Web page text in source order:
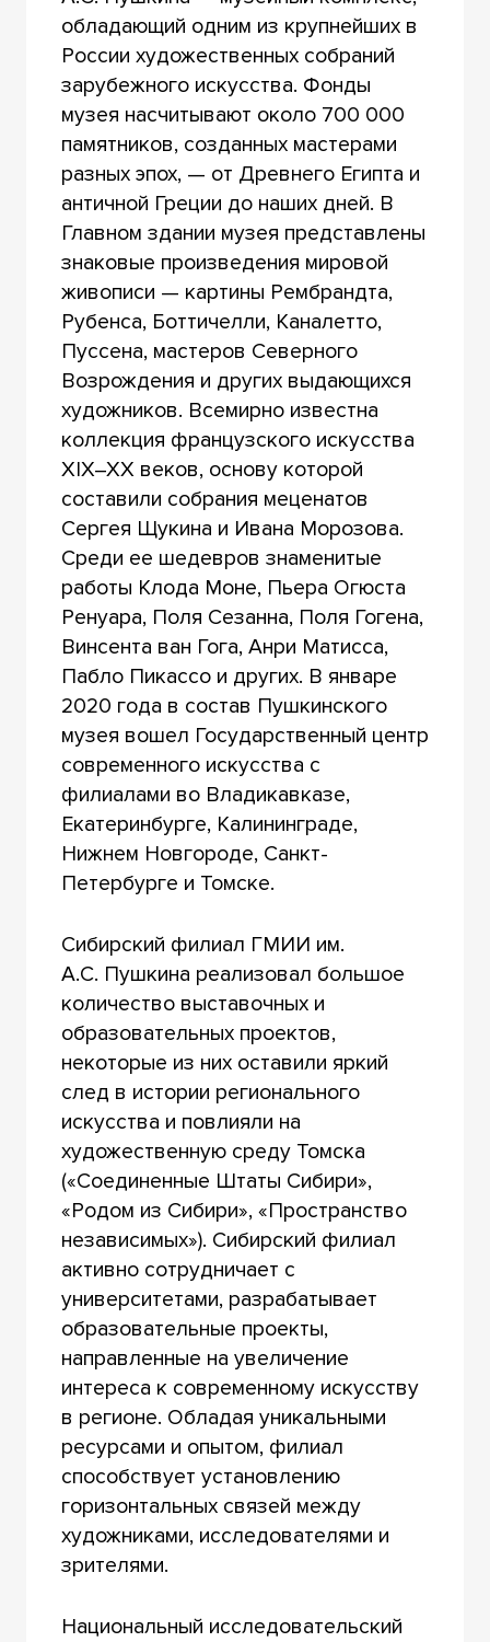
обладающий одним из крупнейших в
России художественных собраний
зарубежного искусства. Фонды
музея насчитывают около 700 000
памятников, созданных мастерами
разных эпох, — от Древнего Египта и
античной Греции до наших дней. В
Главном здании музея представлены
знаковые произведения мировой
живописи — картины Рембрандта,
Рубенса, Боттичелли, Каналетто,
Пуссена, мастеров Северного
Возрождения и других выдающихся
художников. Всемирно известна
коллекция французского искусства
XIX–XX веков, основу которой
составили собрания меценатов
Сергея Щукина и Ивана Морозова.
Среди ее шедевров знаменитые
работы Клода Моне, Пьера Огюста
Ренуара, Поля Сезанна, Поля Гогена,
Винсента ван Гога, Анри Матисса,
Пабло Пикассо и других. В январе
2020 года в состав Пушкинского
музея вошел Государственный центр
современного искусства с
филиалами во Владикавказе,
Екатеринбурге, Калининграде,
Нижнем Новгороде, Санкт-
Петербурге и Томске.
Сибирский филиал ГМИИ им.
А.С. Пушкина реализовал большое
количество выставочных и
образовательных проектов,
некоторые из них оставили яркий
след в истории регионального
искусства и повлияли на
художественную среду Томска
(«Соединенные Штаты Сибири»,
«Родом из Сибири», «Пространство
независимых»). Сибирский филиал
активно сотрудничает с
университетами, разрабатывает
образовательные проекты,
направленные на увеличение
интереса к современному искусству
в регионе. Обладая уникальными
ресурсами и опытом, филиал
способствует установлению
горизонтальных связей между
художниками, исследователями и
зрителями.
Национальный исследовательский